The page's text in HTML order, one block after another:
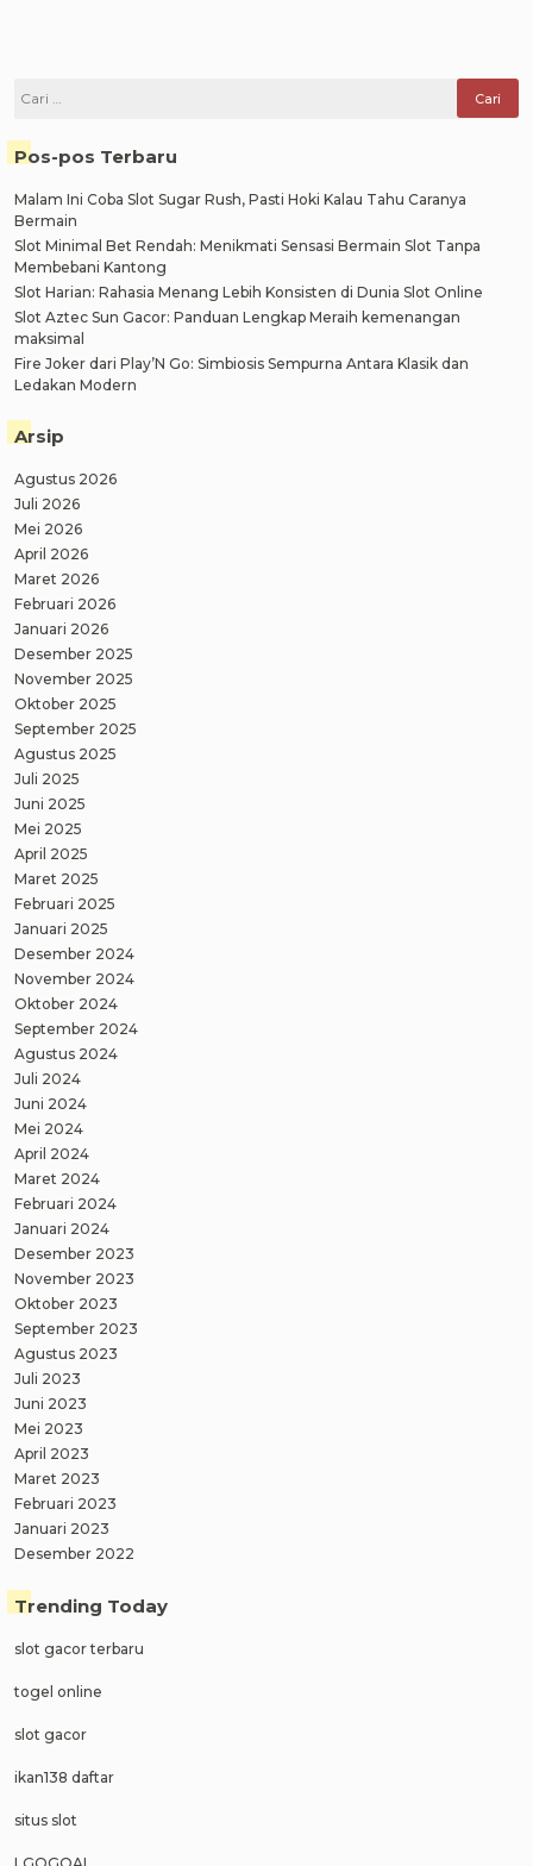
Cari
Pos-pos Terbaru
Malam Ini Coba Slot Sugar Rush, Pasti Hoki Kalau Tahu Caranya
Bermain
Slot Minimal Bet Rendah: Menikmati Sensasi Bermain Slot Tanpa
Membebani Kantong
Slot Harian: Rahasia Menang Lebih Konsisten di Dunia Slot Online
Slot Aztec Sun Gacor: Panduan Lengkap Meraih kemenangan
maksimal
Fire Joker dari Play’N Go: Simbiosis Sempurna Antara Klasik dan
Ledakan Modern
Arsip
Agustus 2026
Juli 2026
Mei 2026
April 2026
Maret 2026
Februari 2026
Januari 2026
Desember 2025
November 2025
Oktober 2025
September 2025
Agustus 2025
Juli 2025
Juni 2025
Mei 2025
April 2025
Maret 2025
Februari 2025
Januari 2025
Desember 2024
November 2024
Oktober 2024
September 2024
Agustus 2024
Juli 2024
Juni 2024
Mei 2024
April 2024
Maret 2024
Februari 2024
Januari 2024
Desember 2023
November 2023
Oktober 2023
September 2023
Agustus 2023
Juli 2023
Juni 2023
Mei 2023
April 2023
Maret 2023
Februari 2023
Januari 2023
Desember 2022
Trending Today
slot gacor terbaru
togel online
slot gacor
ikan138 daftar
situs slot
LGOGOAL